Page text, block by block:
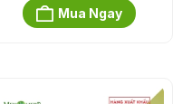
Mua Ngay